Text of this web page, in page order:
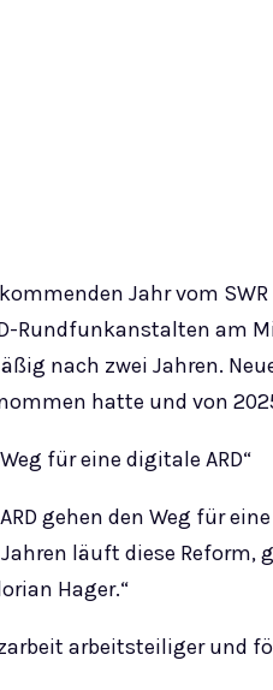
Jahr vom
Rundfunkanstalten am
nach zwei Jahren.
hatte und von
für eine digitale ARD“
gehen den Weg für
läuft diese
Hager.“
arbeitsteiliger und